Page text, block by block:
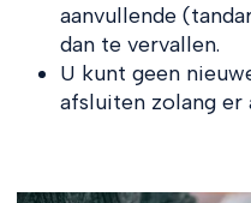
aanvullende
dan te vervallen.
U kunt geen
afsluiten zolang er